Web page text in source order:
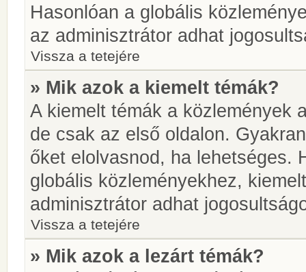
Hasonlóan a globális
az adminisztrátor adhat
Vissza a tetejére
» Mik azok a kiemelt témák?
A kiemelt témák a közlemények
de csak az első oldalon.
őket elolvasnod, ha lehetséges.
globális közleményekhez,
adminisztrátor adhat
Vissza a tetejére
» Mik azok a lezárt témák?